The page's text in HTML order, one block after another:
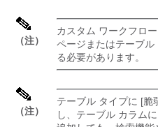
（注）
カスタム ワークフロ
ページまたはテーブ
る必要があります。
（注）
テーブル タイプに [脆
し、テーブル カラム